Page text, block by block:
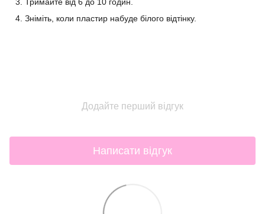
Зніміть, коли пластир набуде білого відтінку.
Додайте перший відгук
Написати відгук